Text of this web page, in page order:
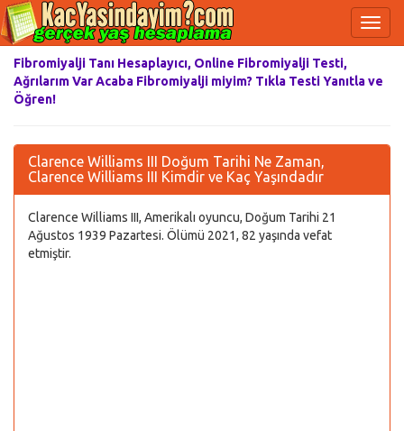
Fibromiyalji Tanı Hesaplayıcı, Online Fibromiyalji Testi,
Ağrılarım Var Acaba Fibromiyalji miyim? Tıkla Testi Yanıtla ve
Öğren!
Clarence Williams III Doğum Tarihi Ne Zaman,
Clarence Williams III Kimdir ve Kaç Yaşındadır
Clarence Williams III, Amerikalı oyuncu, Doğum Tarihi 21
Ağustos 1939 Pazartesi. Ölümü 2021, 82 yaşında vefat
etmiştir.